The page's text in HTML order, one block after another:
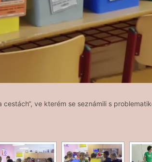
ve kterém se seznámili s